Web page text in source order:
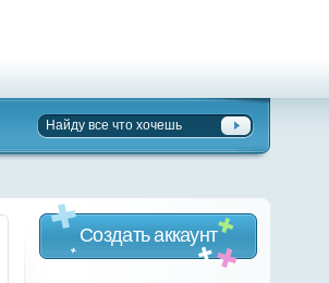
Создать аккаунт